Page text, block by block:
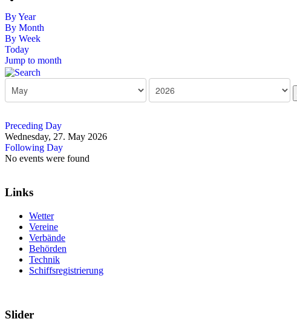
By Year
By Month
By Week
Today
Jump to month
Preceding Day
Wednesday, 27. May 2026
Following Day
No events were found
Links
Wetter
Vereine
Verbände
Behörden
Technik
Schiffsregistrierung
Slider